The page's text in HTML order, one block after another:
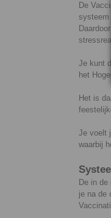
De
systeem
Je kunt
het
Het is
Je voelt
waarbij
De in
je na de